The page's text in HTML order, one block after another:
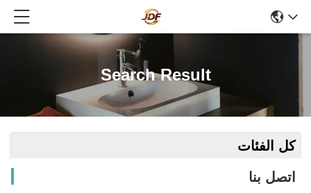
Search Result
كل الفئات
اتصل بنا